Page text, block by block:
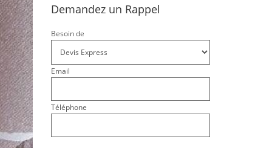
Demandez un Rappel
Besoin de
Email
Téléphone